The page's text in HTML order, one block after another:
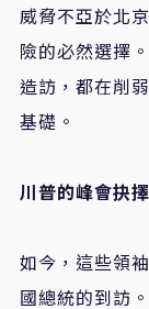
威脅不亞於北
險的必然選擇
造訪，都在削
基礎。
川普的峰會抉
如今，這些領
國總統的到訪